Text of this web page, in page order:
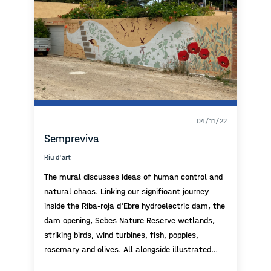
spider is the female tiger spider and it is
generally larger than the male.
It makes its web between structures and
creates a unique signature to stabilize and
personalize its creation.
Talking with the owner of this house, I discovered
that she loves to crochet. The crochet techniqe
the village. It is these female activities that
protect and continue vital cultural traditions.
04/11/22
Sempreviva
Riu d'art
The mural discusses ideas of human control and
natural chaos. Linking our significant journey
inside the Riba-roja d'Ebre hydroelectric dam, the
dam opening, Sebes Nature Reserve wetlands,
striking birds, wind turbines, fish, poppies,
rosemary and olives. All alongside illustrated